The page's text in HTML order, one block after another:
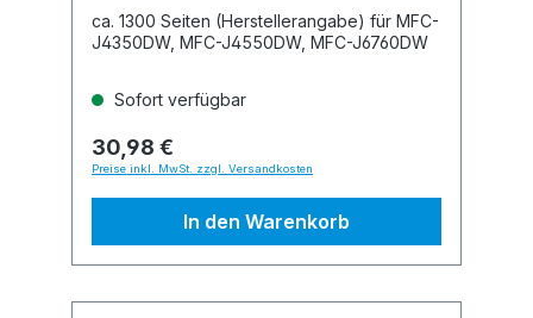
ca. 1300 Seiten (Herstellerangabe) für MFC-
J4350DW, MFC-J4550DW, MFC-J6760DW
Sofort verfügbar
30,98 €
Preise inkl. MwSt. zzgl. Versandkosten
In den Warenkorb